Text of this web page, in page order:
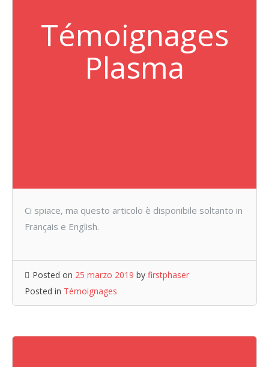
Témoignages
Plasma
Ci spiace, ma questo articolo è disponibile soltanto in
Français e English.
Posted on 25 marzo 2019 by firstphaser
Posted in Témoignages